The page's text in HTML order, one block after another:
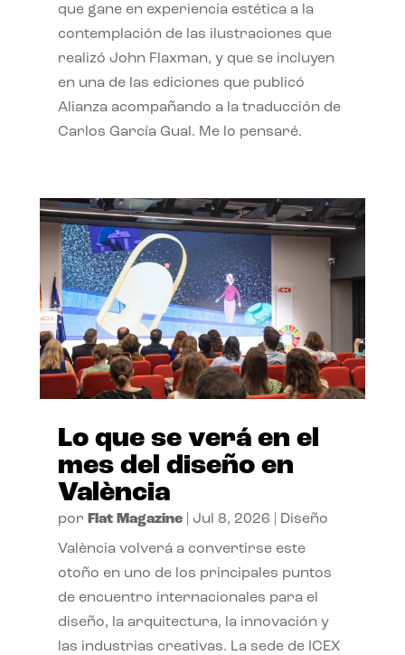
que gane en experiencia estética a la
contemplación de las ilustraciones que
realizó John Flaxman, y que se incluyen
en una de las ediciones que publicó
Alianza acompañando a la traducción de
Carlos García Gual. Me lo pensaré.
Lo que se verá en el
mes del diseño en
València
por Flat Magazine| Jul 8, 2026 Diseño
València volverá a convertirse este
otoño en uno de los principales puntos
de encuentro internacionales para el
diseño, la arquitectura, la innovación y
las industrias creativas. La sede de ICEX